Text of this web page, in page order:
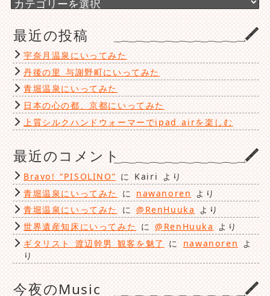
テ
リ
ー
最近の投稿
宇奈月温泉にいってみた
丹後の里 与謝野町にいってみた
青堀温泉にいってみた
日本の心の都、京都にいってみた
上質シルクハンドウォーマーでipad airを楽しむ
最近のコメント
Bravo! “PISOLINO” に Kairi
より
青堀温泉にいってみた
に nawanoren
より
青堀温泉にいってみた
に @RenHuuka より
世界遺産知床にいってみた に@RenHuuka より
ギタリスト 渡辺幹男 観客を魅了
に nawanoren よ
り
今夜のMusic